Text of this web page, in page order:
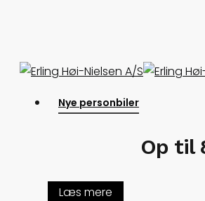
content
Menu
Nye personbiler
Op til
Læs mere